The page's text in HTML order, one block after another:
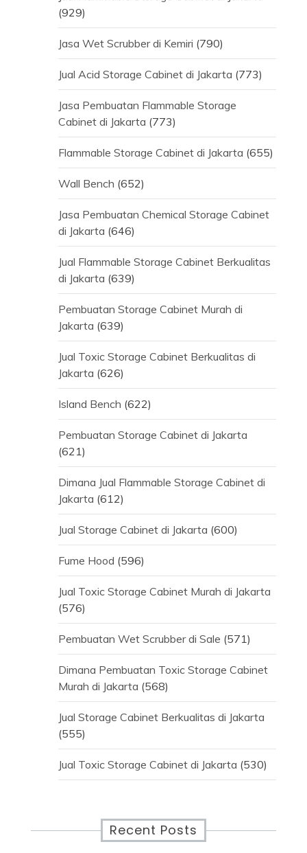
(929)
Jasa Wet Scrubber di Kemiri (790)
Jual Acid Storage Cabinet di Jakarta (773)
Jasa Pembuatan Flammable Storage
Cabinet di Jakarta (773)
Flammable Storage Cabinet di Jakarta (655)
Wall Bench (652)
Jasa Pembuatan Chemical Storage Cabinet
di Jakarta (646)
Jual Flammable Storage Cabinet Berkualitas
di Jakarta (639)
Pembuatan Storage Cabinet Murah di
Jakarta (639)
Jual Toxic Storage Cabinet Berkualitas di
Jakarta (626)
Island Bench (622)
Pembuatan Storage Cabinet di Jakarta
(621)
Dimana Jual Flammable Storage Cabinet di
Jakarta (612)
Jual Storage Cabinet di Jakarta (600)
Fume Hood (596)
Jual Toxic Storage Cabinet Murah di Jakarta
(576)
Pembuatan Wet Scrubber di Sale (571)
Dimana Pembuatan Toxic Storage Cabinet
Murah di Jakarta (568)
Jual Storage Cabinet Berkualitas di Jakarta
(555)
Jual Toxic Storage Cabinet di Jakarta (530)
Recent Posts